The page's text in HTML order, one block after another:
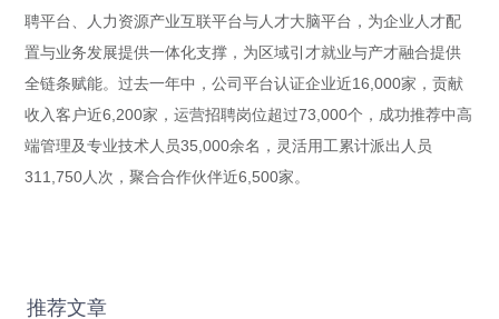
聘平台、人力资源产业互联平台与人才大脑平台，为企业人才配
置与业务发展提供一体化支撑，为区域引才就业与产才融合提供
全链条赋能。过去一年中，公司平台认证企业近16,000家，贡献
收入客户近6,200家，运营招聘岗位超过73,000个，成功推荐中高
端管理及专业技术人员35,000余名，灵活用工累计派出人员
311,750人次，聚合合作伙伴近6,500家。
推荐文章